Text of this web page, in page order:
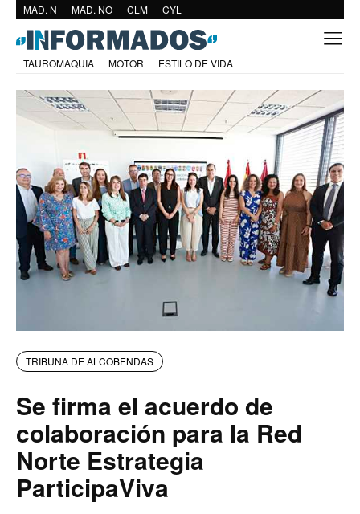
MAD. N MAD. NO CLM CYL
TAUROMAQUIA MOTOR ESTILO DE VIDA
TRIBUNA DE ALCOBENDAS
Se firma el acuerdo de
colaboración para la Red
Norte Estrategia
ParticipaViva